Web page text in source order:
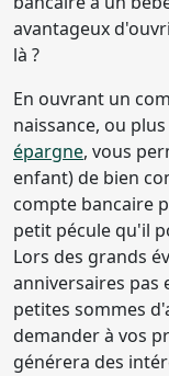
avantageux
là ?
En ouvrant un
naissance, ou
épargne, vous
enfant) de bien
compte bancaire
petit pécule qu'il
Lors des grands
anniversaires pas
petites sommes
demander à vos
générera des